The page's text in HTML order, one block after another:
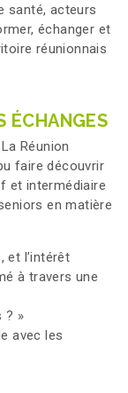
santé, acteurs
échanger et
réunionnais
ÉCHANGES
Réunion
faire découvrir
et intermédiaire
en matière
et l’intérêt
à travers une
? »
avec les